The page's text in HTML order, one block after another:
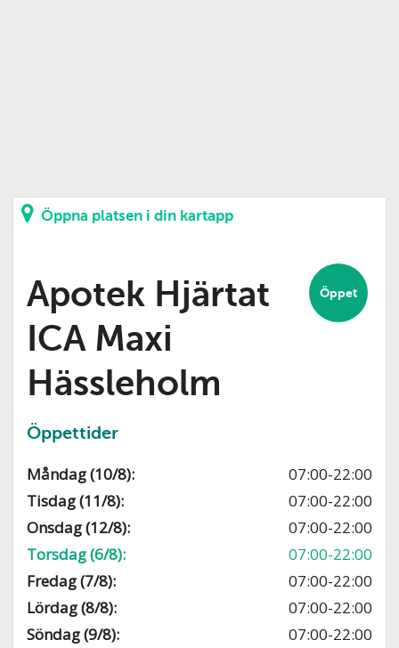
Öppna platsen i din kartapp
Öppet
Apotek Hjärtat
ICA Maxi
Hässleholm
Öppettider
Måndag (10/8):
07:00-22:00
Tisdag (11/8):
07:00-22:00
Onsdag (12/8):
07:00-22:00
Torsdag (6/8):
07:00-22:00
Fredag (7/8):
07:00-22:00
Lördag (8/8):
07:00-22:00
Söndag (9/8):
07:00-22:00